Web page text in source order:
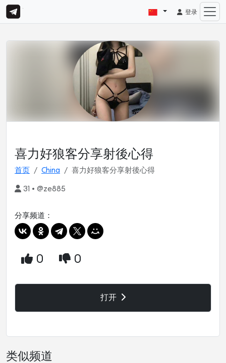
登录
喜力好狼客分享射後心得
首页 China 喜力好狼客分享射後心得
31 • @ze885
分享频道：
0 0
打开
类似频道